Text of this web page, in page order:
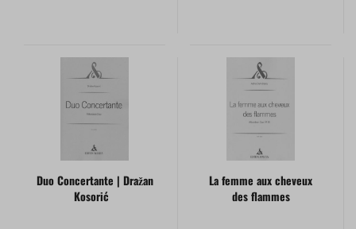
Duo Concertante | Dražan
Kosorić
La femme aux cheveux
des flammes